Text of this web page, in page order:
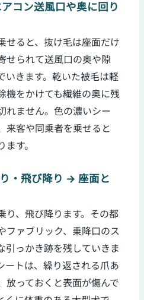
コン送風口や奥に回り
せると、抜け毛は座面だけ
せられて送風口の奥や隙
いきます。乾いた被毛は軽
機をかけても繊維の奥に残
れません。色の濃いシー
来客や同乗者を乗せると
す。
・飛び降り → 座面と
り、飛び降ります。その都
ファブリック、乗降口のス
引っかき跡を残していきま
ートは、繰り返される爪あ
放っておくと表面が傷んで